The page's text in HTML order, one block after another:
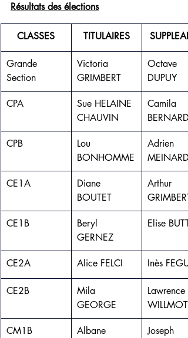
Résultats des élections
CLASSES TITULAIRES
Grande
Section
Victoria
GRIMBERT
Octave
DUPUY
CPA
Sue HELAINE
CHAUVIN
Camila
BERNARD
CPB
Lou
BONHOMME
Adrien
MEINARDI
CE1A
Diane
BOUTET
Arthur
GRIMBERT
CE1B
Beryl
GERNEZ
Elise
CE2A Alice FELCI Inès
CE2B
Mila
GEORGE
Lawrence
WILLMOTT
CM1B
Albane
Joseph